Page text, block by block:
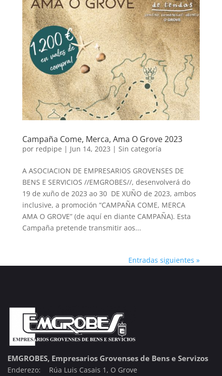
Campaña Come, Merca, Ama O Grove 2023
por redpipe | Jun 14, 2023 | Sin categoría
A ASOCIACION DE EMPRESARIOS GROVENSES DE
BENS E SERVICIOS //EMGROBES//, desenvolverá do
19 de xuño de 2023 ao 30 DE XUÑO de 2023, ambos
inclusive, a promoción “CAMPAÑA COME, MERCA
AMA O GROVE” (de aquí en diante CAMPAÑA). Esta
Campaña pretende transmitir aos...
Entradas siguientes »
EMGROBES, Empresarios Grovenses de Bens e Servizos
Enderezo:
Rúa Luis Casais 1, O Grove